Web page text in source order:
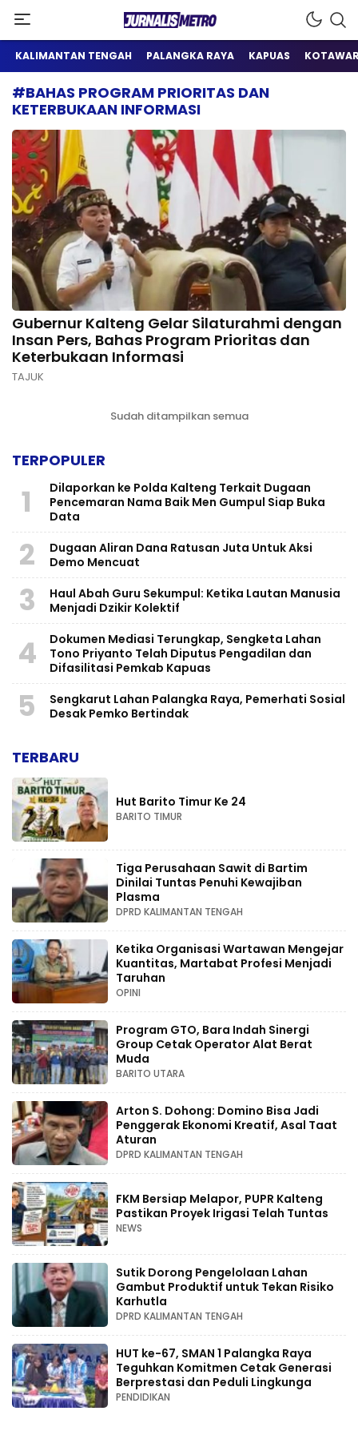
Jurnalis Metro
Satu Wadah Informasi
KALIMANTAN TENGAH PALANGKA RAYA KAPUAS
#BAHAS PROGRAM PRIORITAS DAN
KETERBUKAAN INFORMASI
Gubernur Kalteng Gelar Silaturahmi dengan
Insan Pers, Bahas Program Prioritas dan
Keterbukaan Informasi
TAJUK
Sudah ditampilkan semua
TERPOPULER
1
Dilaporkan ke Polda Kalteng Terkait Dugaan
Pencemaran Nama Baik Men Gumpul Siap Buka
Data
2
Dugaan Aliran Dana Ratusan Juta Untuk Aksi
Demo Mencuat
3
Haul Abah Guru Sekumpul: Ketika Lautan Manusia
Menjadi Dzikir Kolektif
4
​Dokumen Mediasi Terungkap, Sengketa Lahan
Tono Priyanto Telah Diputus Pengadilan dan
Difasilitasi Pemkab Kapuas
5
Sengkarut Lahan Palangka Raya, Pemerhati Sosial
Desak Pemko Bertindak
TERBARU
Hut Barito Timur Ke 24
BARITO TIMUR
Tiga Perusahaan Sawit di Bartim
Dinilai Tuntas Penuhi Kewajiban
Plasma
DPRD KALIMANTAN TENGAH
Ketika Organisasi Wartawan Mengejar
Kuantitas, Martabat Profesi Menjadi
Taruhan
OPINI
Program GTO, Bara Indah Sinergi
Group Cetak Operator Alat Berat
Muda
BARITO UTARA
Arton S. Dohong: Domino Bisa Jadi
Penggerak Ekonomi Kreatif, Asal Taat
Aturan
DPRD KALIMANTAN TENGAH
FKM Bersiap Melapor, PUPR Kalteng
Pastikan Proyek Irigasi Telah Tuntas
NEWS
Sutik Dorong Pengelolaan Lahan
Gambut Produktif untuk Tekan Risiko
Karhutla
DPRD KALIMANTAN TENGAH
HUT ke-67, SMAN 1 Palangka Raya
Teguhkan Komitmen Cetak Generasi
Berprestasi dan Peduli Lingkunga
PENDIDIKAN